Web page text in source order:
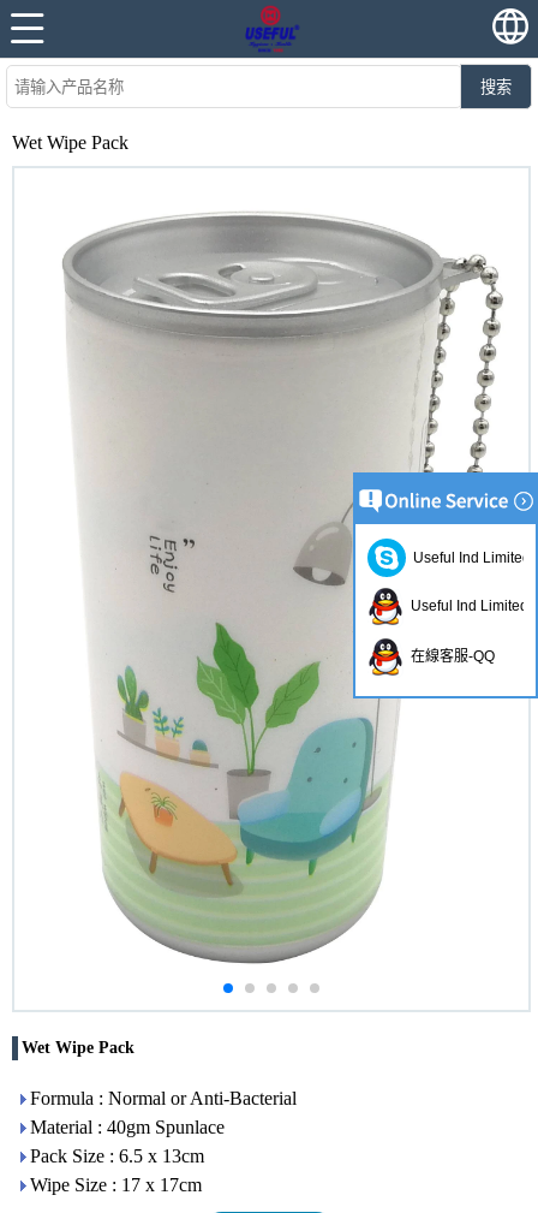
搜索
Wet Wipe Pack
Wet Wipe Pack
Formula : Normal or Anti-Bacterial
Material : 40gm Spunlace
Pack Size : 6.5 x 13cm
Wipe Size : 17 x 17cm
Useful Ind Limited
Useful Ind Limited
在線客服-QQ